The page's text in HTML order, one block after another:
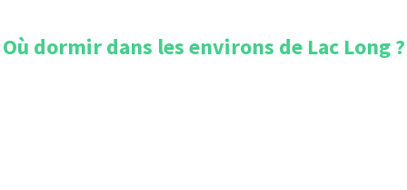
Où dormir dans les environs de Lac Long?